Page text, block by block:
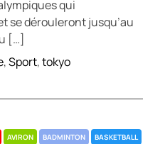
qui
se dérouleront jusqu’au
[…]
,Sport,tokyo
AVIRON BADMINTON
BASKETBALL